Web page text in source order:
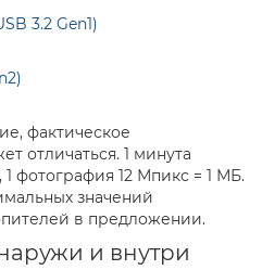
3.2 Gen1)
фактическое
отличаться. 1 минута
фотография 12 Мпикс = 1 МБ.
значений
в предложении.
и внутри